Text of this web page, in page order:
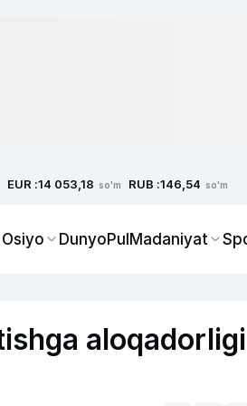
EUR :14 053,18 so'm RUB :146,54 so'm
DunyoPulMadaniyat